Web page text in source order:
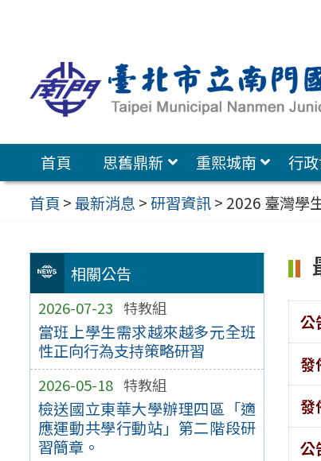
容
區
首頁 思舊鼎新 重熙城南 行
首頁 >最新消息 >研習資訊> 2026 臺灣學
相關公告
2026-07-23 特教組
當班上學生需求越來越多元全班
性正向行為支持策略研習
2026-05-18 特教組
檢送國立東華大學辦理四區「適
應運動共學行動站」第二階段研
習簡章。
公
發
發
公